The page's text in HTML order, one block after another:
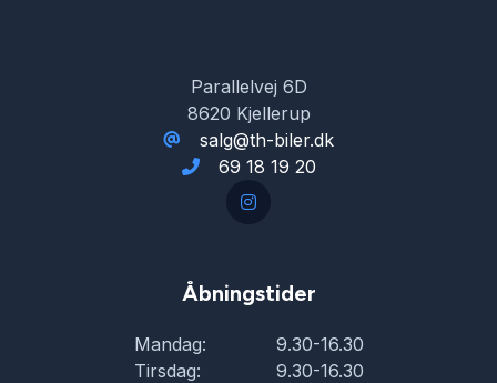
Parallelvej 6D
8620 Kjellerup
salg@th-biler.dk
69 18 19 20
Åbningstider
Mandag:
9.30-16.30
Tirsdag:
9.30-16.30